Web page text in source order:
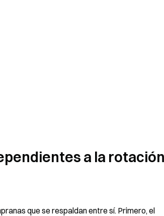
a la rotación
que se respaldan entre sí. Primero, el